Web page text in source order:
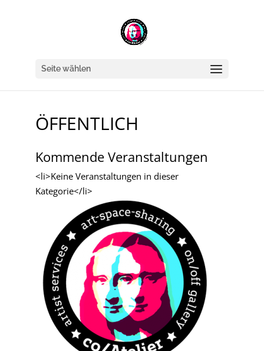
Seite wählen
ÖFFENTLICH
Kommende Veranstaltungen
<li>Keine Veranstaltungen in dieser
Kategorie</li>